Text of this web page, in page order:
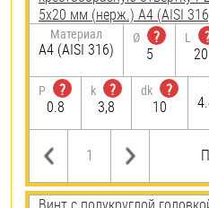
5х20 мм (нерж.) A4 (AISI
Материал
A4 (AISI 316)
Ø
?
5
L
20
P
?
0.8
k
?
3,8
dk
?
10